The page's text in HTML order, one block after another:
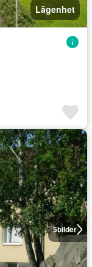
Lägenhet
5bilder